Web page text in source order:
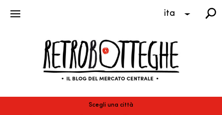
ita
Scegli una città